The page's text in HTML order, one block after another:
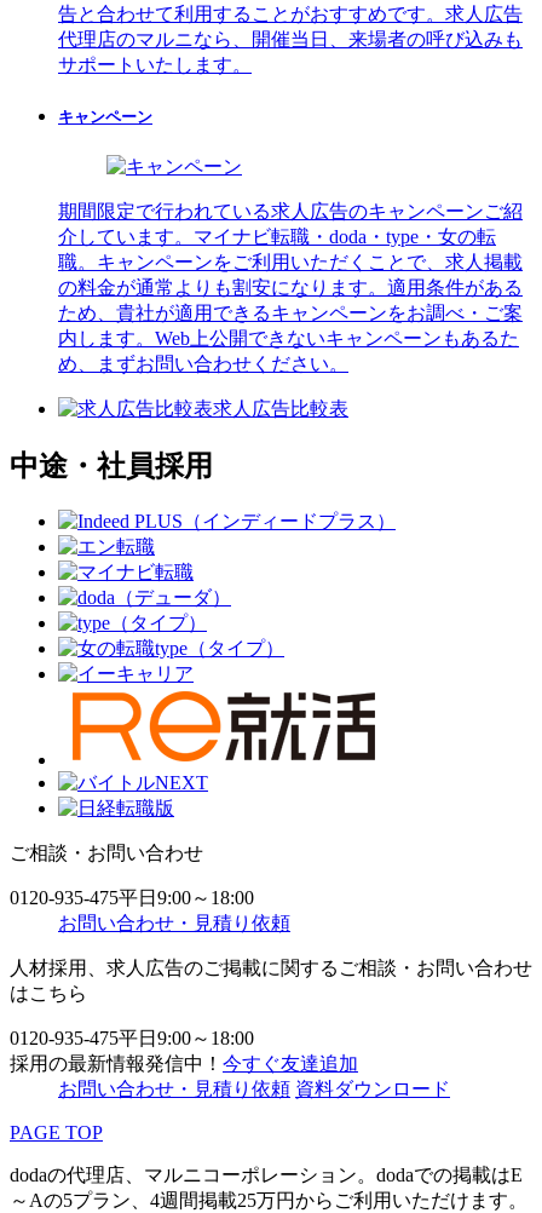
告と合わせて利用することがおすすめです。求人広告
代理店のマルニなら、開催当日、来場者の呼び込みも
サポートいたします。
キャンペーン
期間限定で行われている求人広告のキャンペーンご紹
介しています。マイナビ転職・doda・type・女の転
職。キャンペーンをご利用いただくことで、求人掲載
の料金が通常よりも割安になります。適用条件がある
ため、貴社が適用できるキャンペーンをお調べ・ご案
内します。Web上公開できないキャンペーンもあるた
め、まずお問い合わせください。
求人広告比較表
中途・社員採用
ご相談・お問い合わせ
0120-935-475平日9:00～18:00
お問い合わせ・見積り依頼
人材採用、求人広告のご掲載に関するご相談・お問い合わせ
はこちら
0120-935-475平日9:00～18:00
採用の最新情報発信中！ 今すぐ友達追加
お問い合わせ・見積り依頼 資料ダウンロード
PAGE TOP
dodaの代理店、マルニコーポレーション。dodaでの掲載はE
～Aの5プラン、4週間掲載25万円からご利用いただけます。